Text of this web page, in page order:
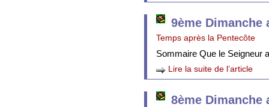
9ème Dimanche
Temps après la Pentecôte
Sommaire Que le Seigneur
Lire la suite de l’article
8ème Dimanche